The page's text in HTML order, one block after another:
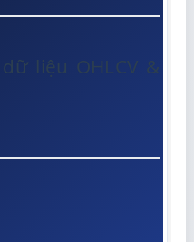
liệu OHLCV &